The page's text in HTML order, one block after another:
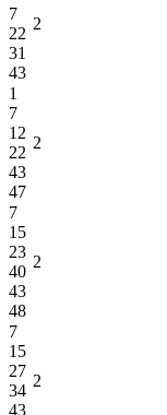
7
22
31
43
2
1
7
12
22
43
47
2
7
15
23
40
43
48
2
7
15
27
34
43
2